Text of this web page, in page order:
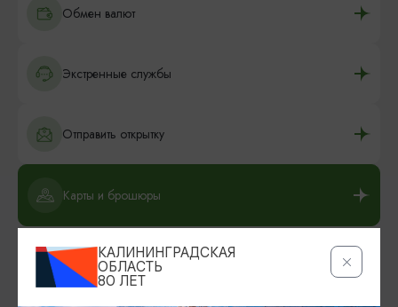
Обмен валют
Экстренные службы
Отправить открытку
Карты и брошюры
АудиогидыКАЛИНИНГРАДСКАЯ
ОБЛАСТЬ
80 ЛЕТ